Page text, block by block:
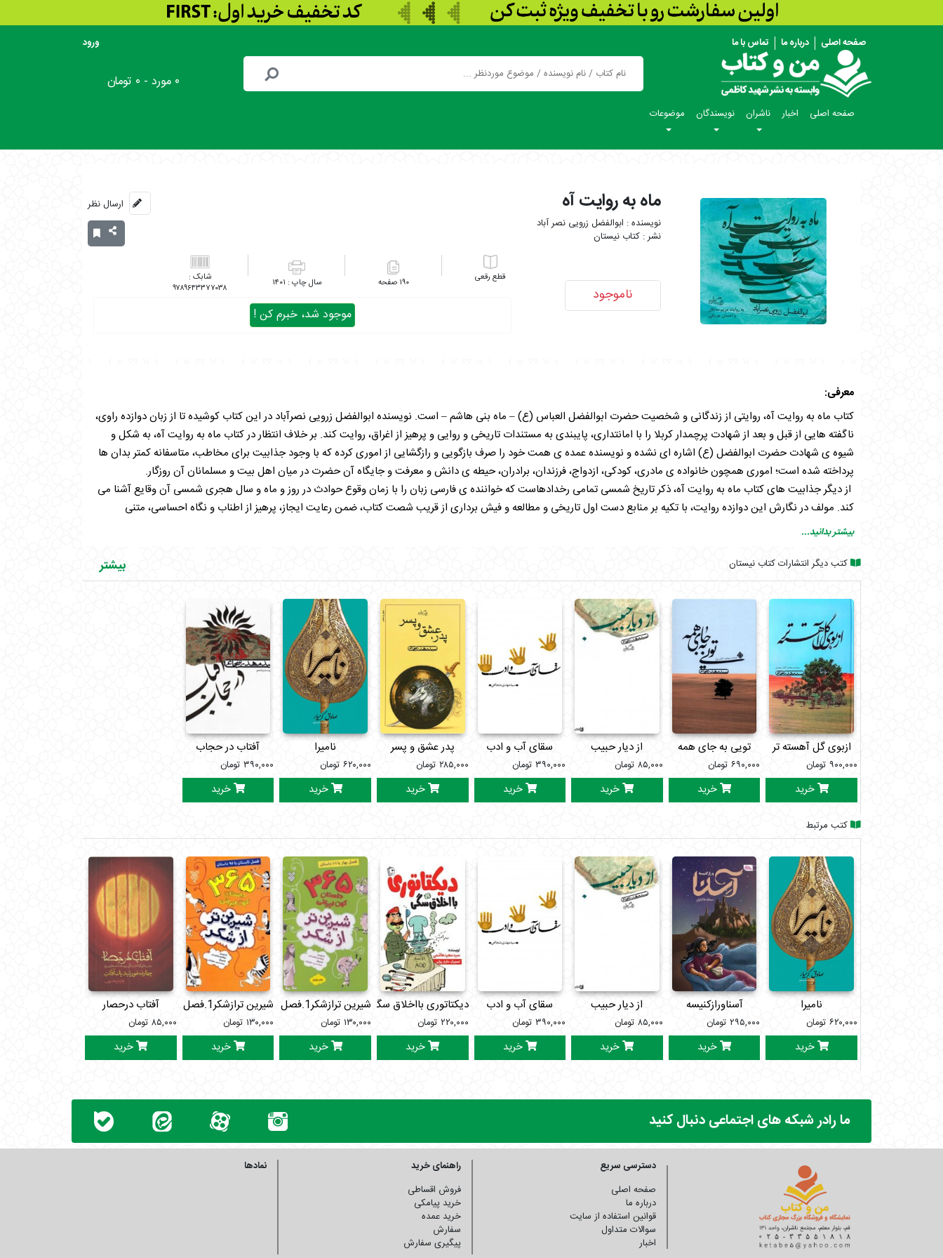
صفحه اصلی درباره ما تماس با ما ورود
۰ مورد - ۰ تومان
صفحه اصلی اخبار ناشران نویسندگان موضوعات
ماه به روایت آه
ابوالفضل زرویی نصر آباد
کتاب نیستان
ارسال نظر
ناموجود
رقعی ۱۹۰ ۱۴۰۱ ۹۷۸۹۶۴۳۳۷۷۰۳۸
موجود شد، خبرم کن !
معرفی:
کتاب ماه به روایت آه، روایتی از زندگانی و شخصیت حضرت ابوالفضل العباس (ع) – ماه بنی هاشم – است. نویسنده ابوالفضل زرویی نصرآباد در این کتاب کوشیده تا از زبان دوازده راوی،
ناگفته هایی از قبل و بعد از شهادت پرچمدار کربلا را با امانتداری، پایبندی به مستندات تاریخی و روایی و پرهیز از اغراق، روایت کند. بر خلاف انتظار در کتاب ماه به روایت آه، به شکل و
شیوه ی شهادت حضرت ابوالفضل (ع) اشاره ای نشده و نویسنده عمده ی همت خود را صرف بازگویی و رازگشایی از اموری کرده که با وجود جذابیت برای مخاطب، متاسفانه کمتر بدان ها
پرداخته شده است؛ اموری همچون خانواده ی مادری، کودکی، ازدواج، فرزندان، برادران، حیطه ی دانش و معرفت و جایگاه آن حضرت در میان اهل بیت و مسلمانان آن روزگار.
از دیگر جذابیت های کتاب ماه به روایت آه، ذکر تاریخ شمسی تمامی رخدادهاست که خواننده ی فارسی زبان را با زمان وقوع حوادث در روز و ماه و سال هجری شمسی آن وقایع آشنا می
کند. مولف در نگارش این دوازده روایت، با تکیه بر منابع دست اول تاریخی و مطالعه و فیش برداری از قریب شصت کتاب، ضمن رعایت ایجاز، پرهیز از اطناب و نگاه احساسی، متنی
خواندنی و قابل اعتماد و استناد فراهم آورده است؛ متنی که در عین سادگی ساختار ادبی محکم و قابل تاملی دارد.
ربعی، سرجون و عبیدالله بن عباس) شخصیت های واقعی اند.
بیشتر بدانید...
کتب دیگر انتشارات کتاب نیستان بیشتر
ازبوی گل آهسته تر
۹۰۰,۰۰۰ تومان
خرید
تویی به جای همه
۶۹۰,۰۰۰ تومان
خرید
از دیار حبیب
۸۵,۰۰۰ تومان
خرید
سقای آب و ادب
۳۹۰,۰۰۰ تومان
خرید
پدر عشق و پسر
۲۸۵,۰۰۰ تومان
خرید
نامیرا
۶۲۰,۰۰۰ تومان
خرید
آفتاب در حجاب
۳۹۰,۰۰۰ تومان
خرید
کتب مرتبط
نامیرا
۶۲۰,۰۰۰ تومان
خرید
آسناورازکنیسه
۲۹۵,۰۰۰ تومان
خرید
از دیار حبیب
۸۵,۰۰۰ تومان
خرید
سقای آب و ادب
۳۹۰,۰۰۰ تومان
خرید
دیکتاتوری بااخلاق سگی
۲۲۰,۰۰۰ تومان
خرید
شیرین ترازشکر1.فصل پاییزبا76داستان
۱۳۰,۰۰۰ تومان
خرید
شیرین ترازشکر1.فصل زمستان با93داستان
۱۳۰,۰۰۰ تومان
خرید
آفتاب درحصار
۸۵,۰۰۰ تومان
خرید
ما رادر شبکه های اجتماعی دنبال کنید
دسترسی سریع
صفحه اصلی
درباره ما
قوانین استفاده از سایت
سوالات متداول
اخبار
راهنمای خرید
فروش اقساطی
خرید پیامکی
خرید عمده
سفارش
پیگیری سفارش
نمادها